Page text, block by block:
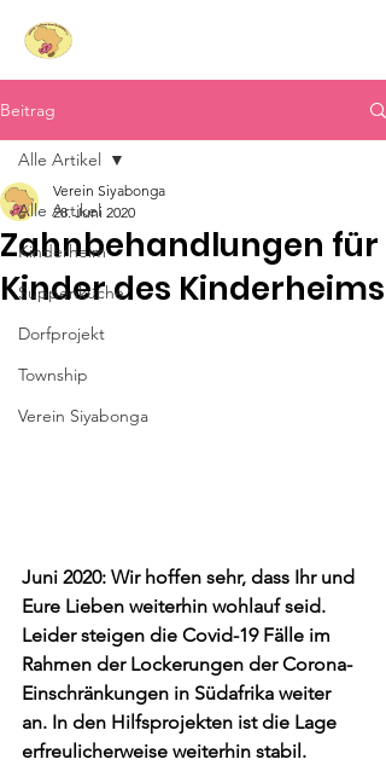
Beitrag
Alle Artikel
Kinderheim
Suppenküche
Dorfprojekt
Township
Verein Siyabonga
Alle Artikel
Zahnbehandlungen für
Kinder des Kinderheims
Verein Siyabonga
28. Juni 2020
Juni 2020: Wir hoffen sehr, dass Ihr und
Eure Lieben weiterhin wohlauf seid.
Leider steigen die Covid-19 Fälle im
Rahmen der Lockerungen der Corona-
Einschränkungen in Südafrika weiter
an. In den Hilfsprojekten ist die Lage
erfreulicherweise weiterhin stabil.